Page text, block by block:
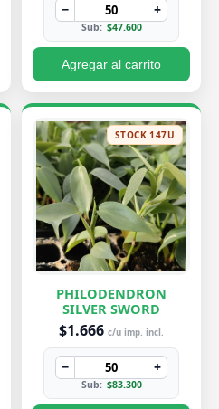
− +
Sub: $47.600
Agregar al carrito
STOCK 147U
PHILODENDRON
SILVER SWORD
$1.666 c/u imp. incl.
− +
Sub: $83.300